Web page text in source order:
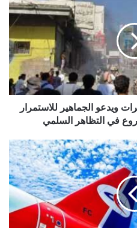
ويدعو الجماهير للاستمرار
في التظاهر السلمي